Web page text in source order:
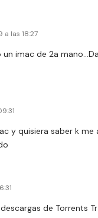
las 18:27
imac de 2a
y quisiera saber k
de Torrents